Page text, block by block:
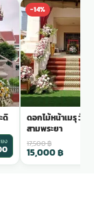
ดิ
ง
-14%
ดอกไม้หน้าเมรุ วัด
สามพระยา
17,500฿
15,000฿